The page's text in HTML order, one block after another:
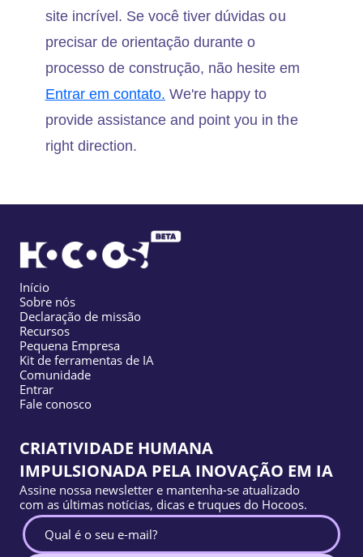
site incrível. Se você tiver dúvidas ou
precisar de orientação durante o
processo de construção, não hesite em
Entrar em contato. We're happy to
provide assistance and point you in the
right direction.
Início
Sobre nós
Declaração de missão
Recursos
Pequena Empresa
Kit de ferramentas de IA
Comunidade
Entrar
Fale conosco
CRIATIVIDADE HUMANA
IMPULSIONADA PELA INOVAÇÃO EM IA
Assine nossa newsletter e mantenha-se atualizado
com as últimas notícias, dicas e truques do Hocoos.